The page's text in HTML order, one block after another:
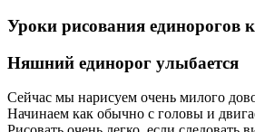
Уроки рисования единорогов
Няшний единорог улыбается
Сейчас мы нарисуем очень милого
Начинаем как обычно с головы и